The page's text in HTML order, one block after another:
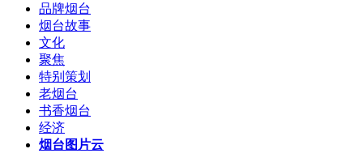
品牌烟台
烟台故事
文化
聚焦
特别策划
老烟台
书香烟台
经济
烟台图片云